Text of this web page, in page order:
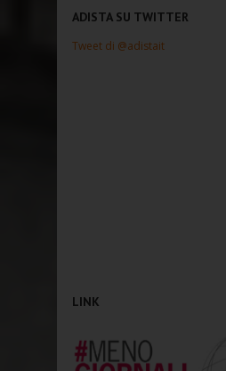
ADISTA SU TWITTER
Tweet di @adistait
LINK